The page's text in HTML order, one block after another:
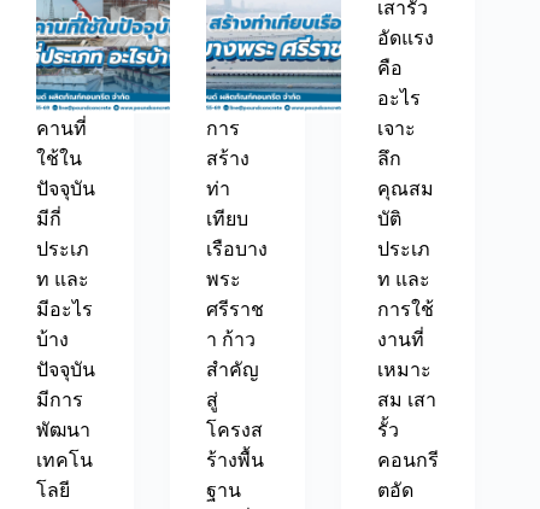
คานที่
ใช้ใน
ปัจจุบัน
มีกี่
ประเภ
ท และ
มีอะไร
บ้าง
ปัจจุบัน
มีการ
พัฒนา
เทคโน
โลยี
การ
สร้าง
ท่า
เทียบ
เรือบาง
พระ
ศรีราช
า ก้าว
สำคัญ
สู่
โครงส
ร้างพื้น
ฐาน
เสารั้ว
อัดแรง
คือ
อะไร
เจาะ
ลึก
คุณสม
บัติ
ประเภ
ท และ
การใช้
งานที่
เหมาะ
สม เสา
รั้ว
คอนกรี
ตอัด